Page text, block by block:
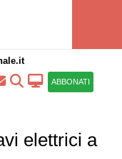
ABBONATI
elettrici a